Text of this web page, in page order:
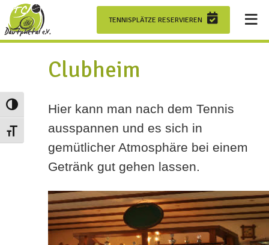
Umschalten auf hohe Kontraste
Schrift vergrößern
TENNISPLÄTZE RESERVIEREN ≡
VEREIN
×
Clubheim
Hier kann man nach dem Tennis
ausspannen und es sich in
gemütlicher Atmosphäre bei einem
Getränk gut gehen lassen.